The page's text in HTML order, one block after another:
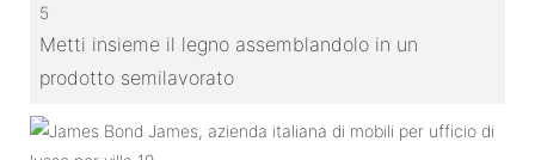
5
Metti insieme il legno assemblandolo in un
prodotto semilavorato